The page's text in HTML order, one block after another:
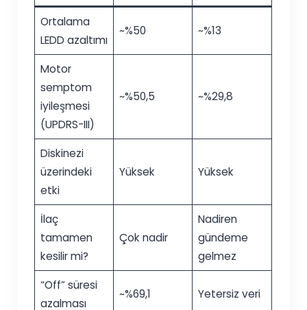
Ortalama
LEDD azaltımı
~%50 ~%13
Motor
semptom
iyileşmesi
(UPDRS-III)
~%50,5 ~%29,8
Diskinezi
üzerindeki
etki
Yüksek Yüksek
İlaç
tamamen
kesilir mi?
Çok nadir
Nadiren
gündeme
gelmez
“Off” süresi
azalması
~%69,1 Yetersiz veri